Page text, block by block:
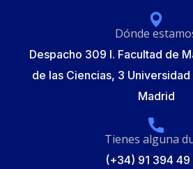
Dónde
Despacho 309 I. Facultad de
de las Ciencias, 3
Madrid
Tienes alguna
(+34) 91 394 49